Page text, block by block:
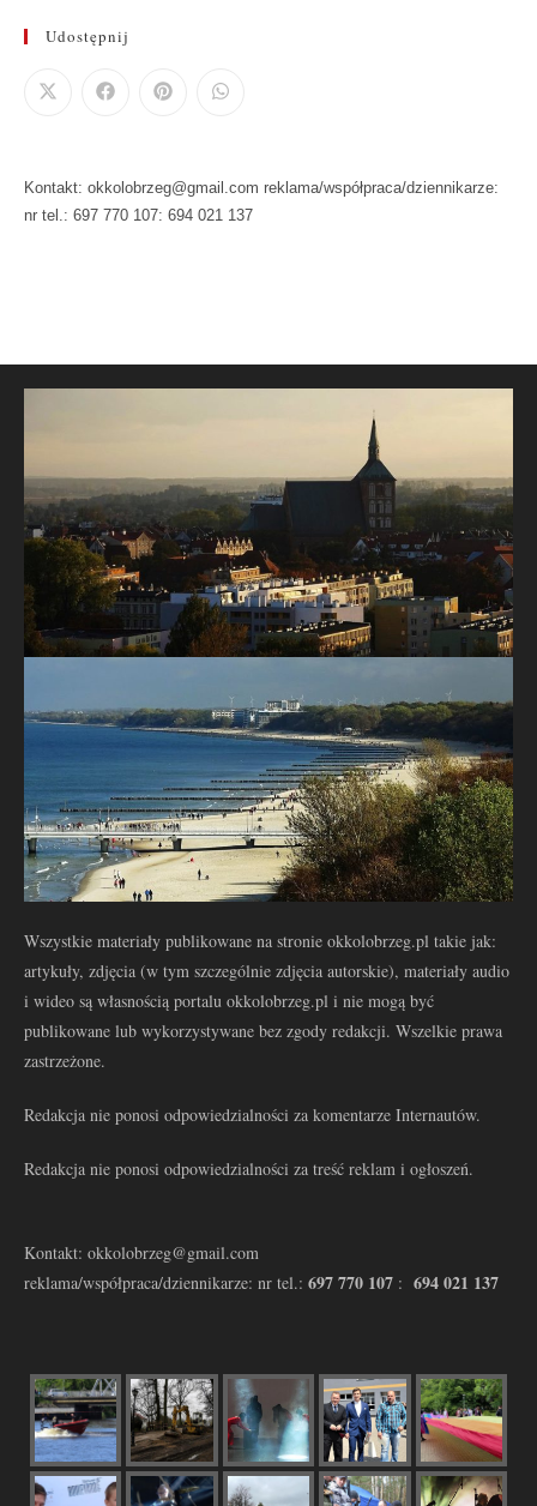
Udostępnij
Kontakt: okkolobrzeg@gmail.com reklama/współpraca/dziennikarze:
nr tel.: 697 770 107: 694 021 137
Wszystkie materiały publikowane na stronie okkolobrzeg.pl takie jak:
artykuły, zdjęcia (w tym szczególnie zdjęcia autorskie), materiały audio
i wideo są własnością portalu okkolobrzeg.pl i nie mogą być
publikowane lub wykorzystywane bez zgody redakcji. Wszelkie prawa
zastrzeżone.
Redakcja nie ponosi odpowiedzialności za komentarze Internautów.
Redakcja nie ponosi odpowiedzialności za treść reklam i ogłoszeń.
Kontakt: okkolobrzeg@gmail.com
reklama/współpraca/dziennikarze: nr tel.: 697 770 107 : 694 021 137